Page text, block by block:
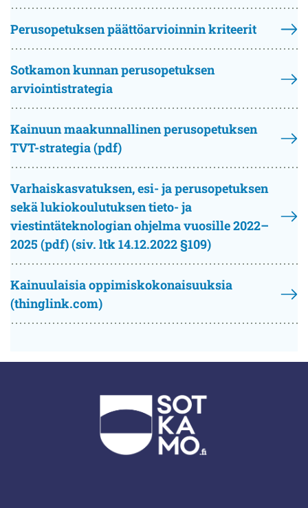
Perusopetuksen päättöarvioinnin kriteerit
Sotkamon kunnan perusopetuksen
arviointistrategia
Kainuun maakunnallinen perusopetuksen
TVT-strategia (pdf)
Varhaiskasvatuksen, esi- ja perusopetuksen
sekä lukiokoulutuksen tieto- ja
viestintäteknologian ohjelma vuosille 2022–
2025 (pdf) (siv. ltk 14.12.2022 §109)
Kainuulaisia oppimiskokonaisuuksia
(thinglink.com)